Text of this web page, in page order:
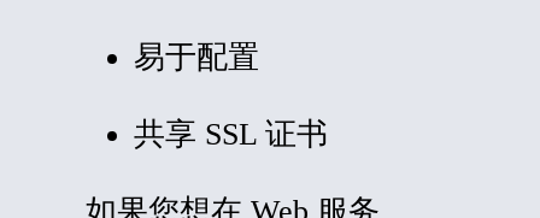
易于配置
共享 SSL 证书
如果您想在 Web 服务